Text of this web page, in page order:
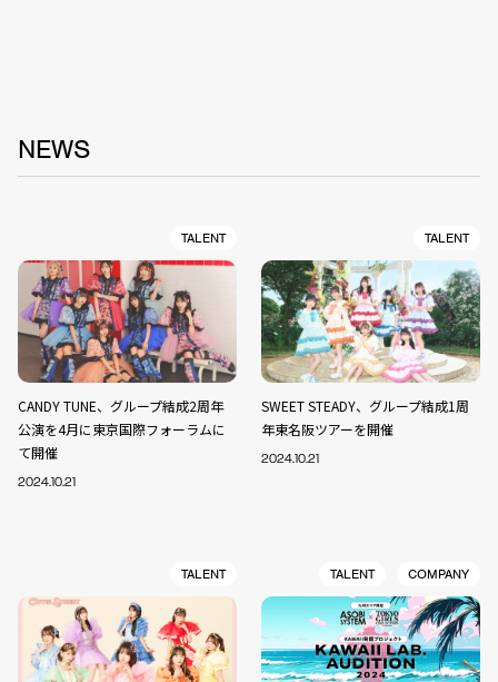
NEWS
TALENT
CANDY TUNE、グループ結成2周年
公演を4月に東京国際フォーラムに
て開催
2024.10.21
TALENT
SWEET STEADY、グループ結成1周
年東名阪ツアーを開催
2024.10.21
TALENT TALENT COMPANY